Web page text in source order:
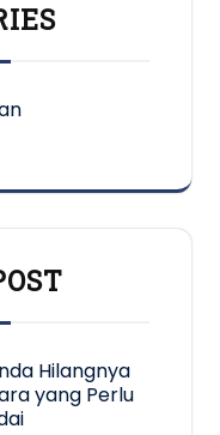
Hilangnya
yang Perlu